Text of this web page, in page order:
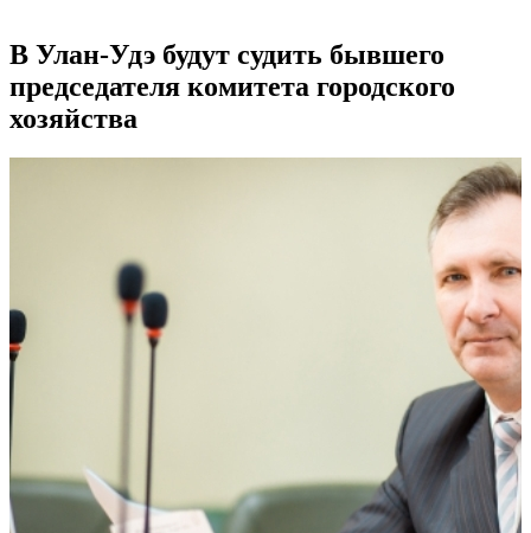
В Улан-Удэ будут судить бывшего
председателя комитета городского
хозяйства